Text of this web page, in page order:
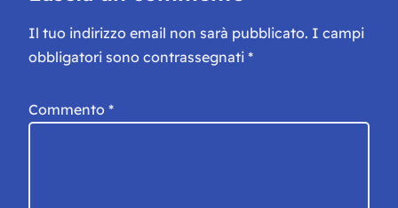
Il tuo indirizzo email non sarà pubblicato. I campi
obbligatori sono contrassegnati *
Commento *